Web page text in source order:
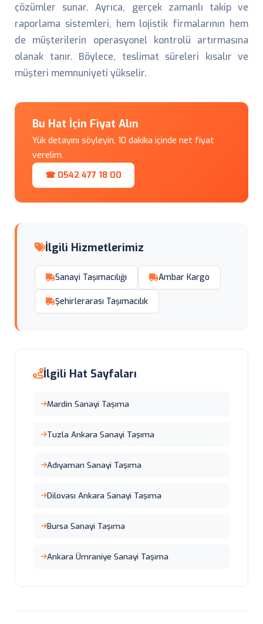
çözümler sunar. Ayrıca, gerçek zamanlı takip ve
raporlama sistemleri, hem lojistik firmalarının hem
de müşterilerin operasyonel kontrolü artırmasına
olanak tanır. Böylece, teslimat süreleri kısalır ve
müşteri memnuniyeti yükselir.
Bu Hat İçin Fiyat Alın
Yük detayını söyleyin, 10 dakika içinde net fiyat
verelim.
☎ 0542 477 18 00
İlgili Hizmetlerimiz
Sanayi Taşımacılığı Ambar Kargo
Şehirlerarası Taşımacılık
İlgili Hat Sayfaları
Mardin Sanayi Taşıma
Tuzla Ankara Sanayi Taşıma
Adıyaman Sanayi Taşıma
Dilovası Ankara Sanayi Taşıma
Bursa Sanayi Taşıma
Ankara Ümraniye Sanayi Taşıma